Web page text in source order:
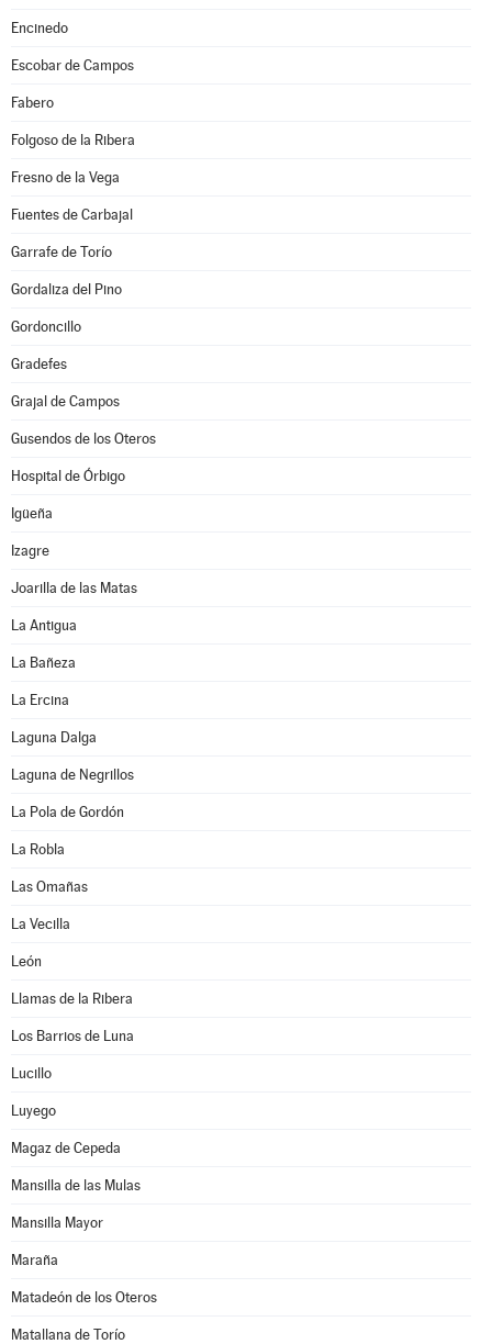
Encinedo
Escobar de Campos
Fabero
Folgoso de la Ribera
Fresno de la Vega
Fuentes de Carbajal
Garrafe de Torío
Gordaliza del Pino
Gordoncillo
Gradefes
Grajal de Campos
Gusendos de los Oteros
Hospital de Órbigo
Igüeña
Izagre
Joarilla de las Matas
La Antigua
La Bañeza
La Ercina
Laguna Dalga
Laguna de Negrillos
La Pola de Gordón
La Robla
Las Omañas
La Vecilla
León
Llamas de la Ribera
Los Barrios de Luna
Lucillo
Luyego
Magaz de Cepeda
Mansilla de las Mulas
Mansilla Mayor
Maraña
Matadeón de los Oteros
Matallana de Torío